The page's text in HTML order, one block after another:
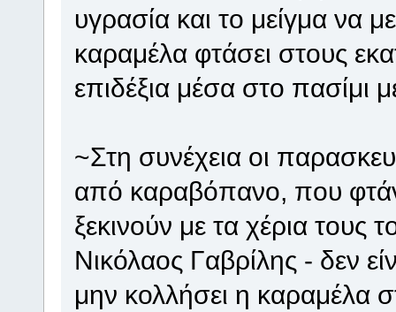
υγρασία και το μείγμα να
καραμέλα φτάσει στους
επιδέξια μέσα στο πασίμι
~Στη συνέχεια οι
από καραβόπανο, που
ξεκινούν με τα χέρια τους
Νικόλαος Γαβρίλης - δεν
μην κολλήσει η καραμέλα